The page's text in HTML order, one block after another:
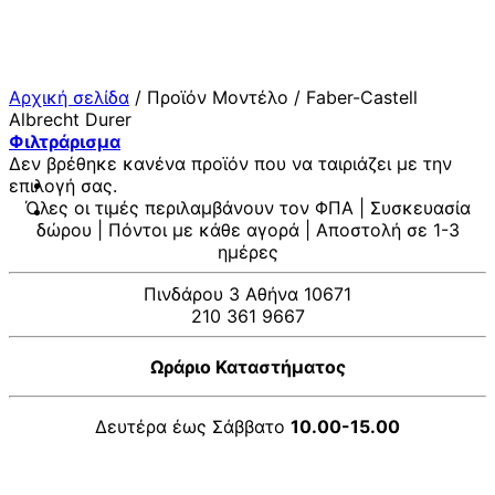
Αρχική σελίδα / Προϊόν Μοντέλο / Faber-Castell
Albrecht Durer
Φιλτράρισμα
Δεν βρέθηκε κανένα προϊόν που να ταιριάζει με την
επιλογή σας.
Όλες οι τιμές περιλαμβάνουν τον ΦΠΑ | Συσκευασία
δώρου | Πόντοι με κάθε αγορά | Αποστολή σε 1-3
ημέρες
Πινδάρου 3 Αθήνα 10671
210 361 9667
Ωράριο Καταστήματος
Δευτέρα έως Σάββατο 10.00-15.00